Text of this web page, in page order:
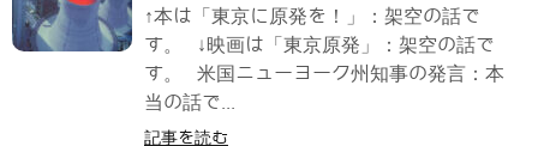
↑本は「東京に原発を！」：架空の話で
す。 ↓映画は「東京原発」：架空の話で
す。 米国ニューヨーク州知事の発言：本
当の話で...
記事を読む